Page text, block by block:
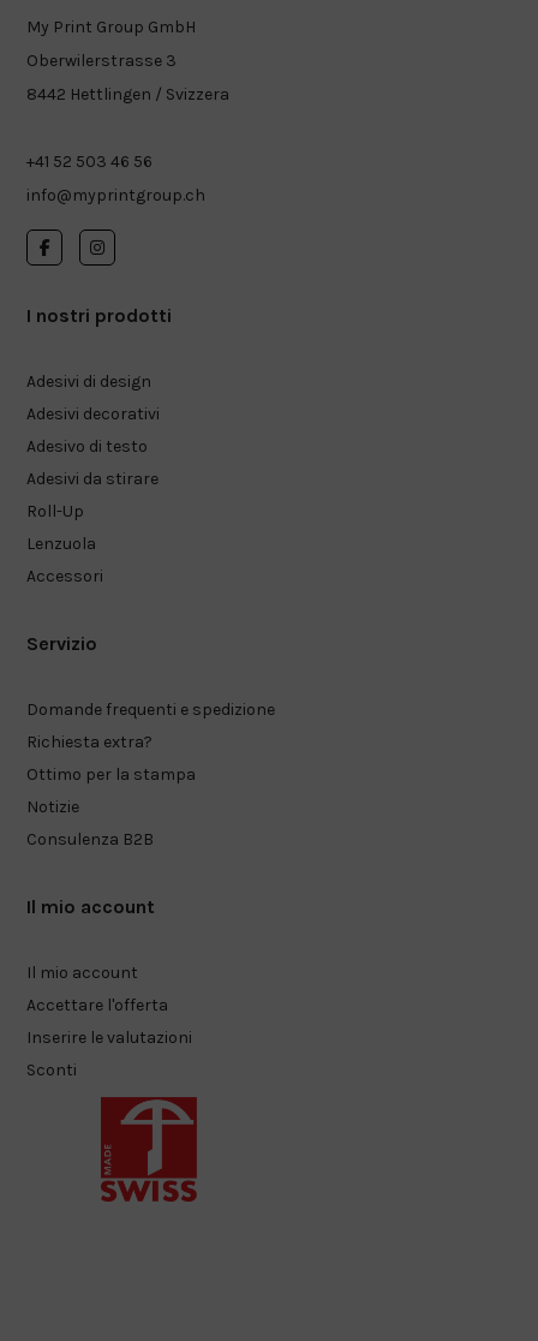
My Print Group GmbH
Oberwilerstrasse 3
8442 Hettlingen / Svizzera
+41 52 503 46 56
info@myprintgroup.ch
I nostri prodotti
Adesivi di design
Adesivi decorativi
Adesivo di testo
Adesivi da stirare
Roll-Up
Lenzuola
Accessori
Servizio
Domande frequenti e spedizione
Richiesta extra?
Ottimo per la stampa
Notizie
Consulenza B2B
Il mio account
Il mio account
Accettare l'offerta
Inserire le valutazioni
Sconti